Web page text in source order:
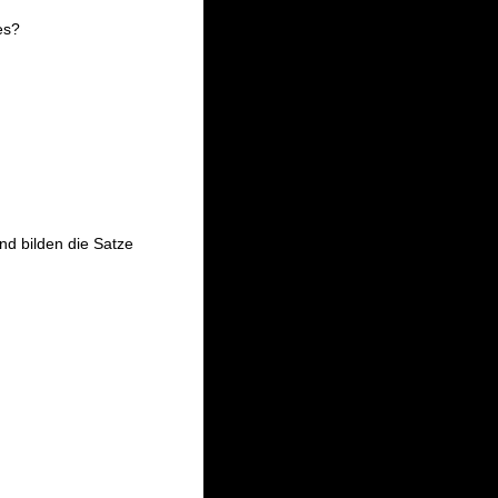
bilden die Satze